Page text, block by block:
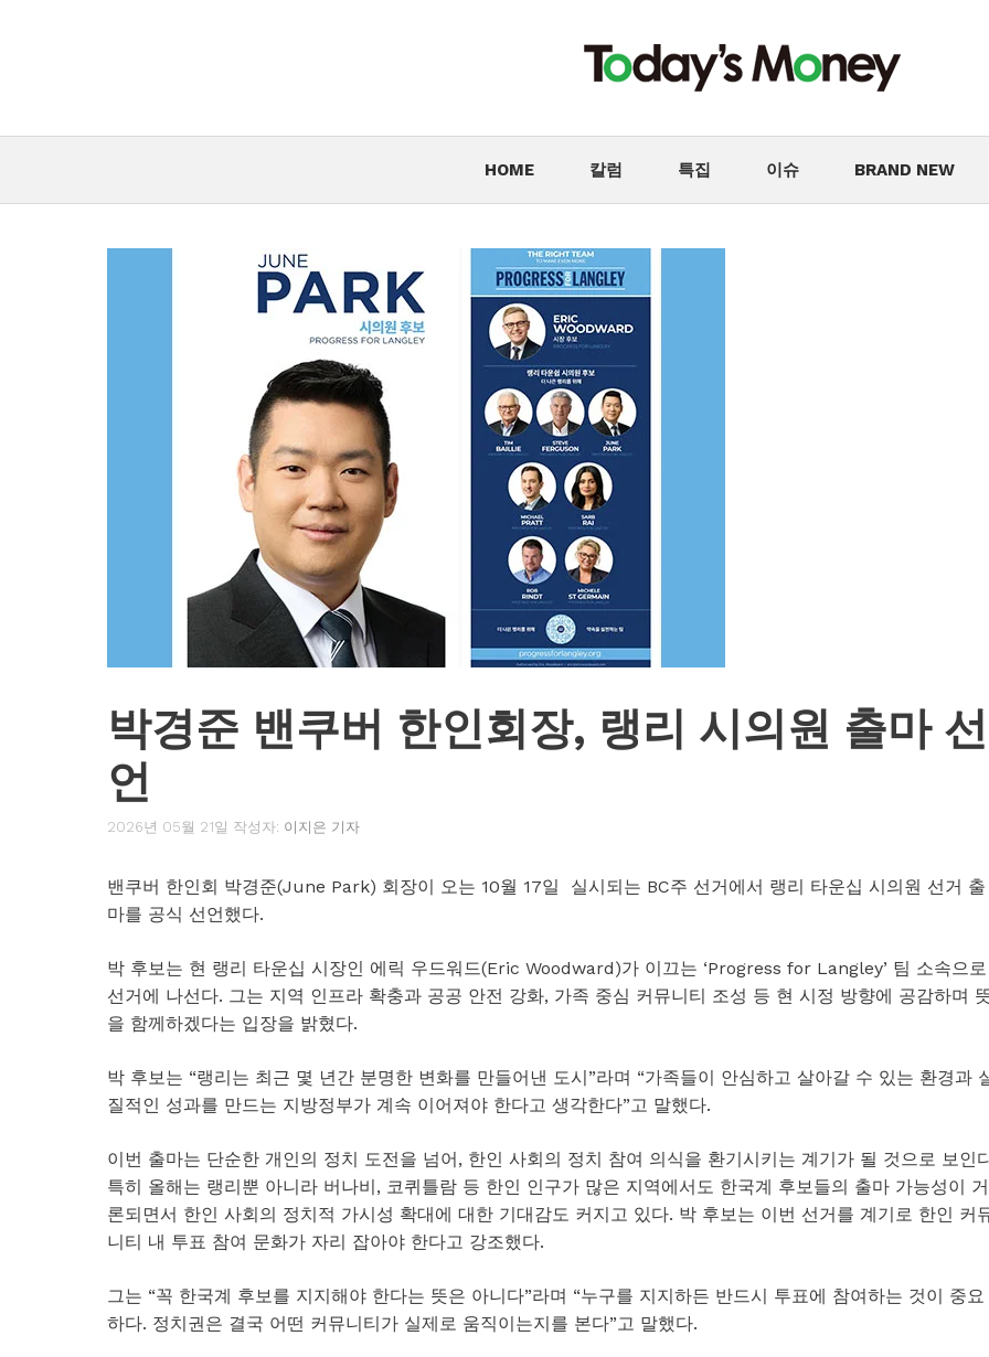
기
HOME 칼럼 특집 이슈 BRAND NEW
박경준 밴쿠버 한인회장, 랭리 시의원 출마 선
언
2026년 05월 21일 작성자: 이지은 기자
밴쿠버 한인회 박경준(June Park) 회장이 오는 10월 17일 실시되는 BC주 선거에서 랭리 타운십 시의원 선거 출
마를 공식 선언했다.
박 후보는 현 랭리 타운십 시장인 에릭 우드워드(Eric Woodward)가 이끄는 ‘Progress for Langley’ 팀 소속으로
선거에 나선다. 그는 지역 인프라 확충과 공공 안전 강화, 가족 중심 커뮤니티 조성 등 현 시정 방향에 공감하며
을 함께하겠다는 입장을 밝혔다.
박 후보는 “랭리는 최근 몇 년간 분명한 변화를 만들어낸 도시”라며 “가족들이 안심하고 살아갈 수 있는 환경과
질적인 성과를 만드는 지방정부가 계속 이어져야 한다고 생각한다”고 말했다.
이번 출마는 단순한 개인의 정치 도전을 넘어, 한인 사회의 정치 참여 의식을 환기시키는 계기가 될 것으로 보인
특히 올해는 랭리뿐 아니라 버나비, 코퀴틀람 등 한인 인구가 많은 지역에서도 한국계 후보들의 출마 가능성이 거
론되면서 한인 사회의 정치적 가시성 확대에 대한 기대감도 커지고 있다. 박 후보는 이번 선거를 계기로 한인 커
니티 내 투표 참여 문화가 자리 잡아야 한다고 강조했다.
그는 “꼭 한국계 후보를 지지해야 한다는 뜻은 아니다”라며 “누구를 지지하든 반드시 투표에 참여하는 것이 중요
하다. 정치권은 결국 어떤 커뮤니티가 실제로 움직이는지를 본다”고 말했다.